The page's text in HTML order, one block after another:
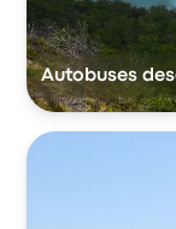
Autobuses